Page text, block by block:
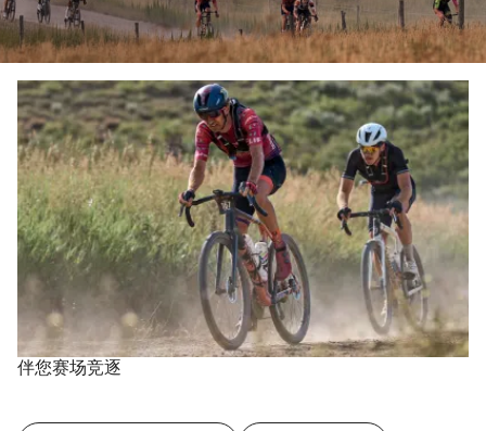
伴您赛场竞逐